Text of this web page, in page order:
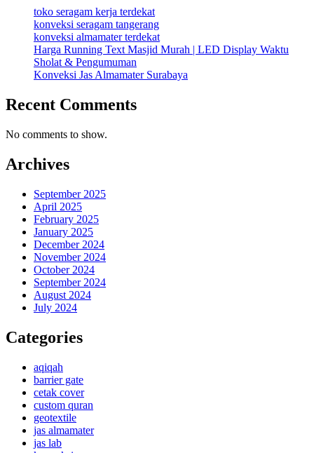
toko seragam kerja terdekat
konveksi seragam tangerang
konveksi almamater terdekat
Harga Running Text Masjid Murah | LED Display Waktu
Sholat & Pengumuman
Konveksi Jas Almamater Surabaya
Recent Comments
No comments to show.
Archives
September 2025
April 2025
February 2025
January 2025
December 2024
November 2024
October 2024
September 2024
August 2024
July 2024
Categories
aqiqah
barrier gate
cetak cover
custom quran
geotextile
jas almamater
jas lab